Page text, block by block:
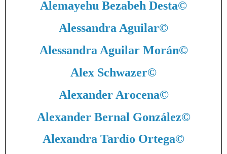
Alemayehu Bezabeh Desta©
Alessandra Aguilar©
Alessandra Aguilar Morán©
Alex Schwazer©
Alexander Arocena©
Alexander Bernal González©
Alexandra Tardío Ortega©